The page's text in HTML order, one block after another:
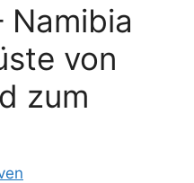
Namibia
von
zum